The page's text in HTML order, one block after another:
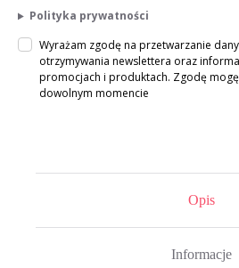
Polityka prywatności
Wyrażam zgodę na przetwarzanie
otrzymywania newslettera oraz
promocjach i produktach. Zgodę
dowolnym momencie
Opis
Informacje